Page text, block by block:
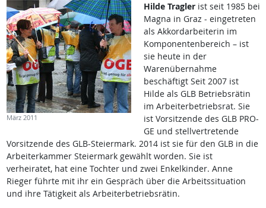
März 2011
Hilde Traglerist seit 1985 bei
Magna in Graz - eingetreten
als Akkordarbeiterin im
Komponentenbereich – ist
sie heute in der
Warenübernahme
beschäftigt Seit 2007 ist
Hilde als GLB Betriebsrätin
im Arbeiterbetriebsrat. Sie
ist Vorsitzende des GLB PRO-
GE und stellvertretende
Vorsitzende des GLB-Steiermark. 2014 ist sie für den GLB in die
Arbeiterkammer Steiermark gewählt worden. Sie ist
verheiratet, hat eine Tochter und zwei Enkelkinder. Anne
Rieger führte mit ihr ein Gespräch über die Arbeitssituation
und ihre Tätigkeit als Arbeiterbetriebsrätin.